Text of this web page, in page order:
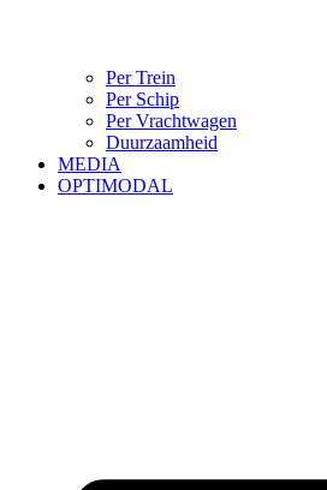
Per Trein
Per Schip
Per Vrachtwagen
Duurzaamheid
MEDIA
OPTIMODAL